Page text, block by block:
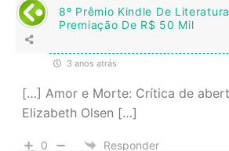
8º Prêmio Kindle De
Premiação De R$ 50 Mil
3 anos atrás
[…] Amor e Morte: Crítica de
Elizabeth Olsen […]
0
Responder